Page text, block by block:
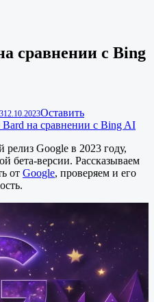
сравнении с Bing
12.10.2023Оставить
Bard на сравнении с Bing AI
Google в 2023 году,
бета-версии. Рассказываем
от Google, проверяем и его